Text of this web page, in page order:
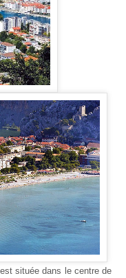
située dans le centre de